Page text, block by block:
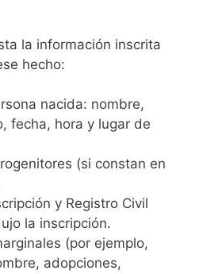
la información inscrita
hecho:
nacida: nombre,
fecha, hora y lugar de
(si constan en
y Registro Civil
la inscripción.
(por ejemplo,
adopciones,